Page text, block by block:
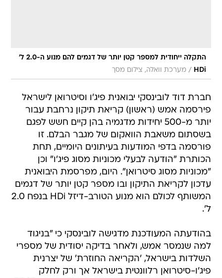
התקלה ייחודית למספר קטן יותר של דגמים להם מנוע ה-2.0 ל'
HDi
/ מערכת וואלה, צילום מסך
חברת דוד לובינסקי יבואנית פיג'ו וסיטרואן לישראל
פירסמה אמש (ראשון) קריאת תיקון נרחבת עבור
יותר מ-500 יחידות מדגמיה בהן קיים חשש לפגם
בשסתום משאבת הוואקום של מגבר הבלם. זו
פורסמה בדפי המודעות בעיתונים היומיים, תחת
הכותרת "הודעה לבעלי מכוניות מסוג פיג'ו" וכן
"מכוניות מסוג סיטרואן". היום, מפרסמת היבואנית
עדכון לקריאת התיקון ובו מספר קטן יותר של דגמים
המשותף לכולם הוא מנוע הטורב-דיזל HDi בנפח 2.0
ל'.
בהודעתה המעודכנת מדגישה לובינסקי כי "בניגוד
למה שנמסר אמש, ולאחר בדיקה יסודית של מספרי
השלדות בישראל, 'הקריאה החוזרת' של יצרנית
פיג'ו-סיטרואן רלוונטית בישראל אך ורק לחלק